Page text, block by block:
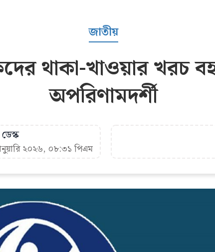
জাতীয়
থাকা-খাওয়ার খরচ
অপরিণামদর্শী
২০২৬, ০৮:৩১ পিএম